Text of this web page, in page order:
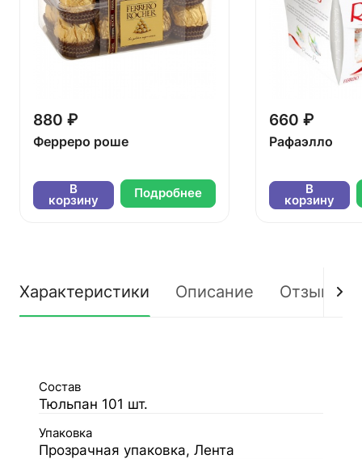
880 ₽
Ферреро роше
В
корзину Подробнее
660 ₽
Рафаэлло
В
корзину
Характеристики Описание Отзывы
Состав
Тюльпан 101 шт.
Упаковка
Прозрачная упаковка, Лента